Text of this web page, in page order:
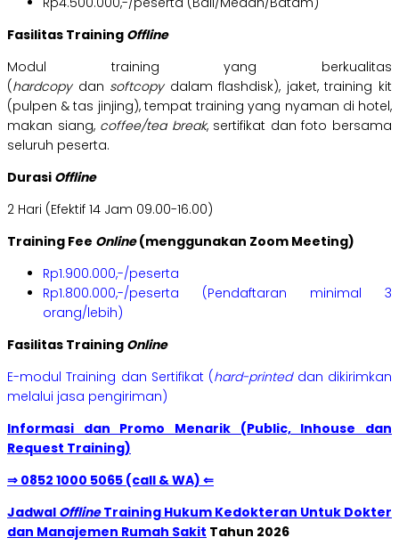
Fasilitas Training Offline
Modul training yang berkualitas
(hardcopydan softcopy dalam flashdisk), jaket, training kit
(pulpen & tas jinjing), tempat training yang nyaman di hotel,
makan siang, coffee/tea break, sertifikat dan foto bersama
seluruh peserta.
Durasi Offline
2 Hari (Efektif 14 Jam 09.00-16.00)
Training Fee Online(menggunakan Zoom Meeting)
Rp1.900.000,-/peserta
Rp1.800.000,-/peserta (Pendaftaran minimal 3
orang/lebih)
Fasilitas Training Online
E-modul Training dan Sertifikat (hard-printeddan dikirimkan
melalui jasa pengiriman)
Informasi dan Promo Menarik (Public, Inhouse dan
Request Training)
⇒ 0852 1000 5065 (call & WA) ⇐
Jadwal OfflineTraining Hukum Kedokteran Untuk Dokter
dan Manajemen Rumah Sakit Tahun 2026